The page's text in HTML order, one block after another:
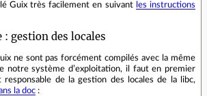
Guix très facilement en suivant les instructions
: gestion des locales
ne sont pas forcément compilés avec la même
notre système d’exploitation, il faut en premier
responsable de la gestion des locales de la libc,
la doc :